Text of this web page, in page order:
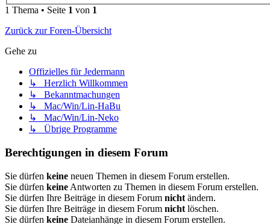
1 Thema • Seite 1 von 1
Zurück zur Foren-Übersicht
Gehe zu
Offizielles für Jedermann
↳ Herzlich Willkommen
↳ Bekanntmachungen
↳ Mac/Win/Lin-HaBu
↳ Mac/Win/Lin-Neko
↳ Übrige Programme
Berechtigungen in diesem Forum
Sie dürfen keine neuen Themen in diesem Forum erstellen.
Sie dürfen keine Antworten zu Themen in diesem Forum erstellen.
Sie dürfen Ihre Beiträge in diesem Forum nicht ändern.
Sie dürfen Ihre Beiträge in diesem Forum nicht löschen.
Sie dürfen keine Dateianhänge in diesem Forum erstellen.